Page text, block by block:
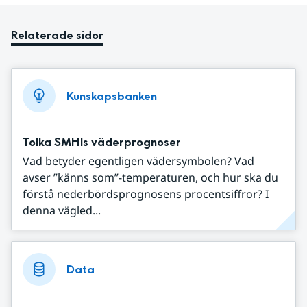
Relaterade sidor
Kunskapsbanken
Tolka SMHIs väderprognoser
Vad betyder egentligen vädersymbolen? Vad
avser ”känns som”-temperaturen, och hur ska du
förstå nederbördsprognosens procentsiffror? I
denna vägled...
Data